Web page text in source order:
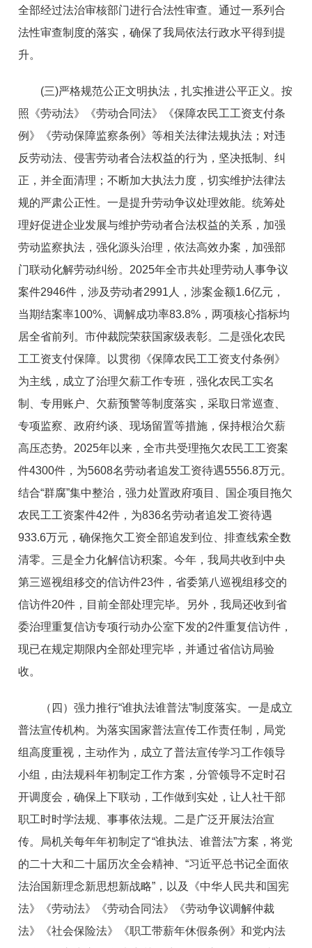
全部经过法治审核部门进行合法性审查。通过一系列合
法性审查制度的落实，确保了我局依法行政水平得到提
升。
(三)严格规范公正文明执法，扎实推进公平正义。按
照《劳动法》《劳动合同法》《保障农民工工资支付条
例》《劳动保障监察条例》等相关法律法规执法；对违
反劳动法、侵害劳动者合法权益的行为，坚决抵制、纠
正，并全面清理；不断加大执法力度，切实维护法律法
规的严肃公正性。一是提升劳动争议处理效能。统筹处
理好促进企业发展与维护劳动者合法权益的关系，加强
劳动监察执法，强化源头治理，依法高效办案，加强部
门联动化解劳动纠纷。2025年全市共处理劳动人事争议
案件2946件，涉及劳动者2991人，涉案金额1.6亿元，
当期结案率100%、调解成功率83.8%，两项核心指标均
居全省前列。市仲裁院荣获国家级表彰。二是强化农民
工工资支付保障。以贯彻《保障农民工工资支付条例》
为主线，成立了治理欠薪工作专班，强化农民工实名
制、专用账户、欠薪预警等制度落实，采取日常巡查、
专项监察、政府约谈、现场留置等措施，保持根治欠薪
高压态势。2025年以来，全市共受理拖欠农民工工资案
件4300件，为5608名劳动者追发工资待遇5556.8万元。
结合“群腐”集中整治，强力处置政府项目、国企项目拖欠
农民工工资案件42件，为836名劳动者追发工资待遇
933.6万元，确保拖欠工资全部追发到位、排查线索全数
清零。三是全力化解信访积案。今年，我局共收到中央
第三巡视组移交的信访件23件，省委第八巡视组移交的
信访件20件，目前全部处理完毕。另外，我局还收到省
委治理重复信访专项行动办公室下发的2件重复信访件，
现已在规定期限内全部处理完毕，并通过省信访局验
收。
（四）强力推行“谁执法谁普法”制度落实。一是成立
普法宣传机构。为落实国家普法宣传工作责任制，局党
组高度重视，主动作为，成立了普法宣传学习工作领导
小组，由法规科年初制定工作方案，分管领导不定时召
开调度会，确保上下联动，工作做到实处，让人社干部
职工时时学法规、事事依法规。二是广泛开展法治宣
传。局机关每年年初制定了“谁执法、谁普法”方案，将党
的二十大和二十届历次全会精神、“习近平总书记全面依
法治国新理念新思想新战略”，以及《中华人民共和国宪
法》《劳动法》《劳动合同法》《劳动争议调解仲裁
法》《社会保险法》《职工带薪年休假条例》和党内法